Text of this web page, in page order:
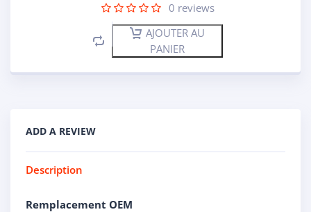
0 reviews
AJOUTER AU
PANIER
ADD A REVIEW
Description
Remplacement OEM